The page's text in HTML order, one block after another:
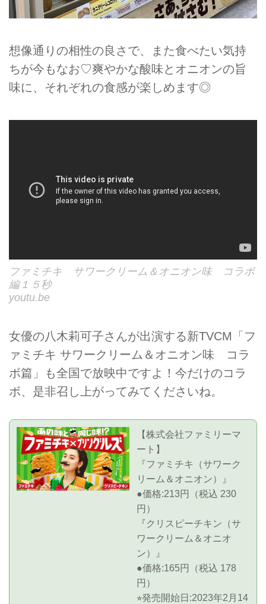
想像通りの相性の良さで、また食べたい気持
ちが今もなお♡爽やかな酸味とオニオンの旨
味に、それぞれの食感が楽しめます◎
ファミチキ サワークリーム＆オニオン味 コラボ
編１５秒
youtu.be
女優の八木莉可子さんが出演する新TVCM「フ
ァミチキ サワークリーム＆オニオン味 コラ
ボ篇」も全国で放映中ですよ！今だけのコラ
ボ、是非召し上がってみてくださいね。
【株式会社ファミリーマ
ート】
『ファミチキ（サワーク
リーム＆オニオン）』
●価格:213円（税込 230
円）
『クリスピーチキン（サ
ワークリーム＆オニオ
ン）』
●価格:165円（税込 178
円）
⭐︎発売開始日:2023年2月14